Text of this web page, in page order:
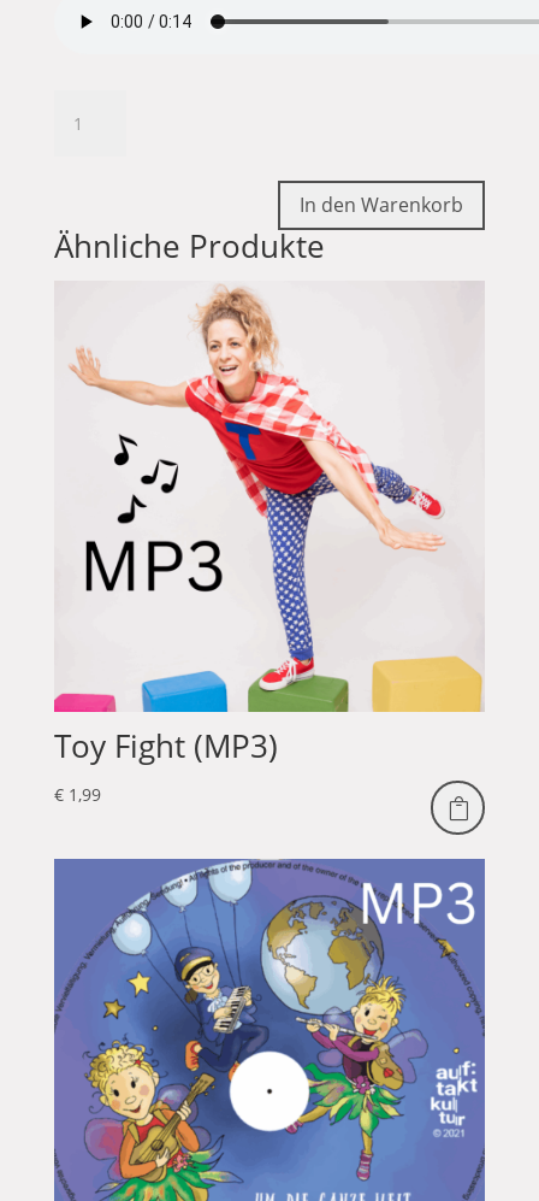
Thilda
In den Warenkorb
Ähnliche Produkte
Toy Fight (MP3)
€1,99
